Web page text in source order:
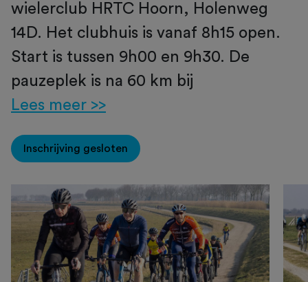
wielerclub HRTC Hoorn, Holenweg
14D. Het clubhuis is vanaf 8h15 open.
Start is tussen 9h00 en 9h30. De
pauzeplek is na 60 km bij
Lees meer >>
Inschrijving gesloten